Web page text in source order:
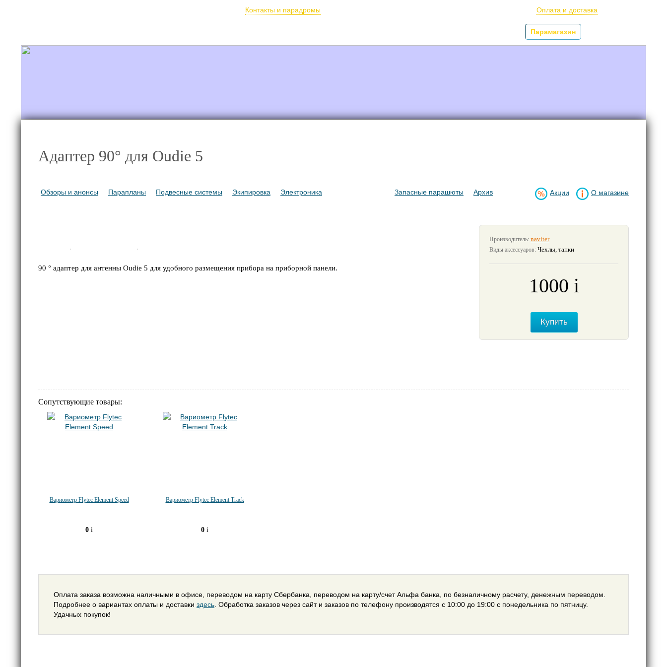
Контакты и парадромы Оплата и доставка
Парамагазин
Адаптер 90° для Oudie 5
Акции О магазине
Обзоры и анонсы Парапланы Подвесные системы Экипировка Электроника Запасные парашюты Архив
90 ° адаптер для антенны Oudie 5 для удобного размещения прибора на приборной панели.
Производитель: naviter
Виды аксессуаров: Чехлы, тапки
1000 i
Купить
Сопутствующие товары:
Вариометр Flytec Element Speed
0 i
Вариометр Flytec Element Track
0 i
Оплата заказа возможна наличными в офисе, переводом на карту Сбербанка, переводом на карту/счет Альфа банка, по безналичному расчету, денежным переводом.
Подробнее о вариантах оплаты и доставки здесь . Обработка заказов через сайт и заказов по телефону производятся с 10:00 до 19:00 с понедельника по пятницу.
Удачных покупок!